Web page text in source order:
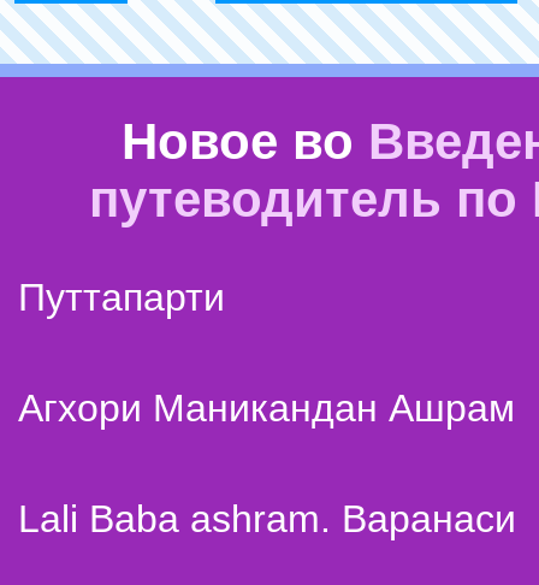
Новое во
путеводитель
Путтапарти
Агхори Маникандан Ашрам
Lali Baba ashram. Варанаси